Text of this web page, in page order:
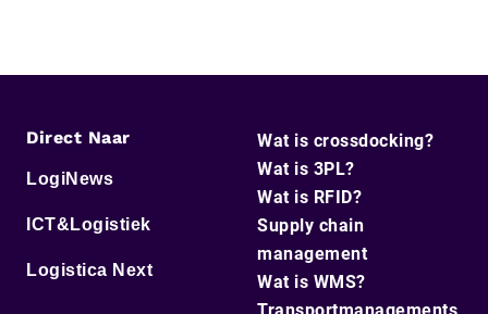
Direct Naar
LogiNews
ICT&Logistiek
Logistica Next
Wat is crossdocking?
Wat is 3PL?
Wat is RFID?
Supply chain
management
Wat is WMS?
Transportmanagements